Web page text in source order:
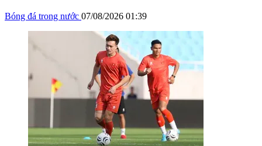
Bóng đá trong nước 07/08/2026 01:39